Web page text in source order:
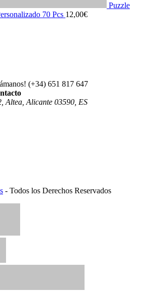
Puzzle
70 Pcs 12,00€
(+34) 651 817 647
Altea, Alicante 03590, ES
- Todos los Derechos Reservados